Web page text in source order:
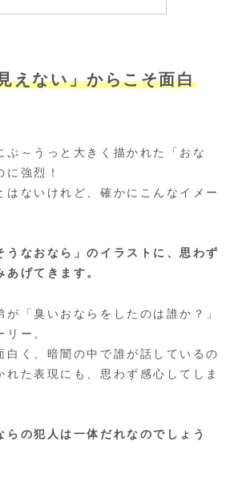
えない」からこそ面白
ぷ～うっと大きく描かれた「おな
に強烈！
はないけれど、確かにこんなイメー
うなおなら」のイラストに、思わず
げてきます。
が「臭いおならをしたのは誰か？」
ー。
白く、暗闇の中で誰が話しているの
れた表現にも、思わず感心してしま
らの犯人は一体だれなのでしょう